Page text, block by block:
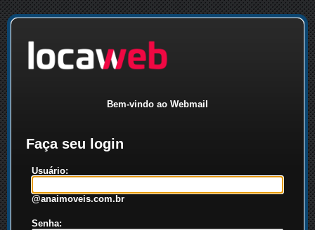
Bem-vindo ao Webmail
Faça seu login
Usuário:
@anaimoveis.com.br
Senha: